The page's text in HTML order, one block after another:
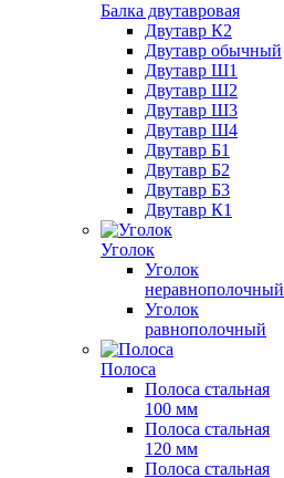
Балка двутавровая
Двутавр К2
Двутавр обычный
Двутавр Ш1
Двутавр Ш2
Двутавр Ш3
Двутавр Ш4
Двутавр Б1
Двутавр Б2
Двутавр Б3
Двутавр К1
Уголок
Уголок
неравнополочный
Уголок
равнополочный
Полоса
Полоса стальная
100 мм
Полоса стальная
120 мм
Полоса стальная